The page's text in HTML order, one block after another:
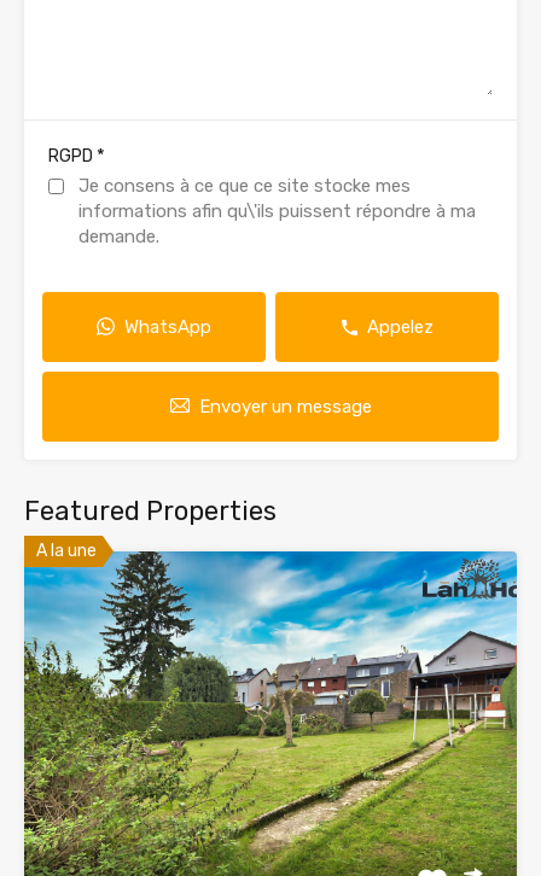
RGPD *
Je consens à ce que ce site stocke mes
informations afin qu\'ils puissent répondre à ma
demande.
WhatsApp Appelez
Envoyer un message
Featured Properties
A la une